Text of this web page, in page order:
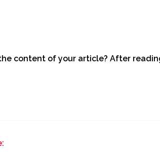
content of your article? After